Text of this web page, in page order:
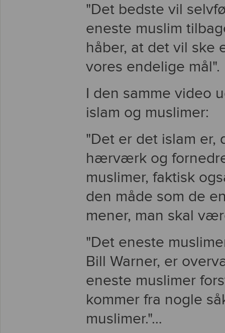
"Det bedste vil
eneste muslim
håber, at det vil ske
vores endelige mål".
I den samme video
islam og muslimer:
"Det er det islam
hærværk og
muslimer, faktisk
den måde som de
mener, man skal
"Det eneste
Bill Warner, er
eneste muslimer
kommer fra nogle
muslimer."…